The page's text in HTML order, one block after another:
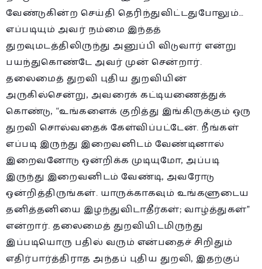
வேண்டுகின்ற செய்தி தெரிந்துவிட்டதுபோலும்…
எப்படியும் அவர் நம்மை இந்தத்
துறவுமடத்திலிருந்து அனுப்பி விடுவார் என்று
பயந்துகொண்டே அவர் முன் சென்றார்.
தலைமைத் துறவி புதிய துறவியின்
அருகில்சென்று, அவரைக் கட்டியணைத்துக்
கொண்டு, “உங்களைக் குறித்து இங்கிருக்கும் ஒரு
துறவி சொல்வதைக் கேள்விப்பட்டேன். நீங்கள்
எப்படி இருந்து இறைவனிடம் வேண்டினால்
இறைவனோடு ஒன்றிக்க முடியுமோ, அப்படி
இருந்து இறைவனிடம் வேண்டி, அவரோடு
ஒன்றித்திருங்கள். யாருக்காகவும் உங்களுடைய
தனித்தனியை இழந்துவிடாதீர்கள்; வாழ்த்துகள்”
என்றார். தலைமைத் துறவியிடமிருந்து
இப்படியொரு பதில் வரும் என்பதைச் சிறிதும்
எதிர்பார்த்திராத அந்தப் புதிய துறவி, இதற்குப்